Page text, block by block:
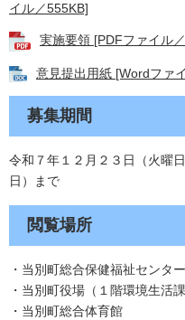
イル／555KB]
実施要領 [PDFファイル
意見提出用紙 [Wordファ
募集期間
令和７年１２月２３日（火曜
日）まで
閲覧場所
・当別町総合保健福祉センタ
・当別町役場（１階環境生活
・当別町総合体育館